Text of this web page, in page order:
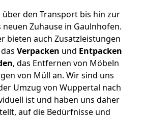
über den Transport bis hin zur
Zuhause in Gaulnhofen.
bieten auch Zusatzleistungen
Verpacken und Entpacken
, das Entfernen von Möbeln
von Müll an. Wir sind uns
Umzug von Wuppertal nach
ist und haben uns daher
auf die Bedürfnisse und